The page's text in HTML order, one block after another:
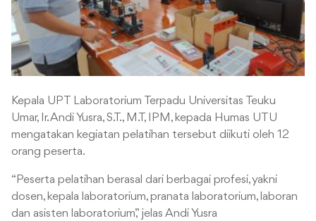
Kepala UPT Laboratorium Terpadu Universitas Teuku
Umar, Ir. Andi Yusra, S.T., M.T, IPM, kepada Humas UTU
mengatakan kegiatan pelatihan tersebut diikuti oleh 12
orang peserta.
“Peserta pelatihan berasal dari berbagai profesi, yakni
dosen, kepala laboratorium, pranata laboratorium, laboran
dan asisten laboratorium,” jelas Andi Yusra